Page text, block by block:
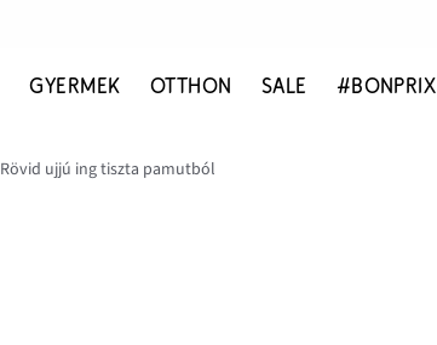
GYERMEK OTTHON SALE #BONPRIX
Rövid ujjú ing tiszta pamutból